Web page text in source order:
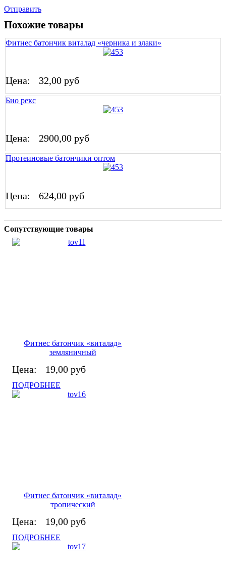
Отправить
Похожие товары
Фитнес батончик виталад «черника и злаки»
Цена: 32,00 руб
Био рекс
Цена: 2900,00 руб
Протеиновые батончики оптом
Цена: 624,00 руб
Сопутствующие товары
Фитнес батончик «виталад»
земляничный
Цена: 19,00 руб
ПОДРОБНЕЕ
Фитнес батончик «виталад»
тропический
Цена: 19,00 руб
ПОДРОБНЕЕ